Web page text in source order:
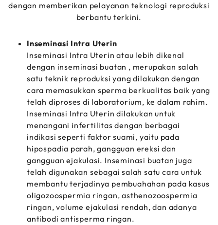
dengan memberikan pelayanan teknologi reproduksi
berbantu terkini.
Inseminasi Intra Uterin
Inseminasi Intra Uterin atau lebih dikenal
dengan inseminasi buatan , merupakan salah
satu teknik reproduksi yang dilakukan dengan
cara memasukkan sperma berkualitas baik yang
telah diproses di laboratorium, ke dalam rahim.
Inseminasi Intra Uterin dilakukan untuk
menangani infertilitas dengan berbagai
indikasi seperti faktor suami, yaitu pada
hipospadia parah, gangguan ereksi dan
gangguan ejakulasi. Inseminasi buatan juga
telah digunakan sebagai salah satu cara untuk
membantu terjadinya pembuahahan pada kasus
oligozoospermia ringan, asthenozoospermia
ringan, volume ejakulasi rendah, dan adanya
antibodi antisperma ringan.